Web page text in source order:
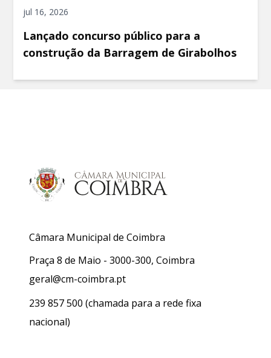
jul 16, 2026
Lançado concurso público para a
construção da Barragem de Girabolhos
Câmara Municipal de Coimbra
Praça 8 de Maio - 3000-300, Coimbra
geral@cm-coimbra.pt
239 857 500 (chamada para a rede fixa
nacional)